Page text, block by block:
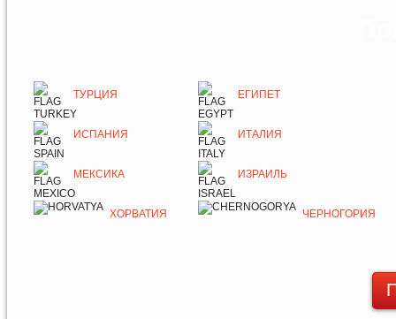
ТУРЦИЯ ЕГИПЕТ
ИСПАНИЯ ИТАЛИЯ
МЕКСИКА ИЗРАИЛЬ
ХОРВАТИЯ ЧЕРНОГОРИЯ